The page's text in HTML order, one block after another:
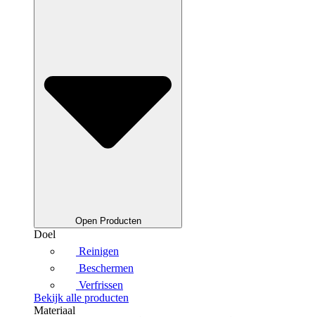
Open Producten
Doel
Reinigen
Beschermen
Verfrissen
Bekijk alle producten
Materiaal